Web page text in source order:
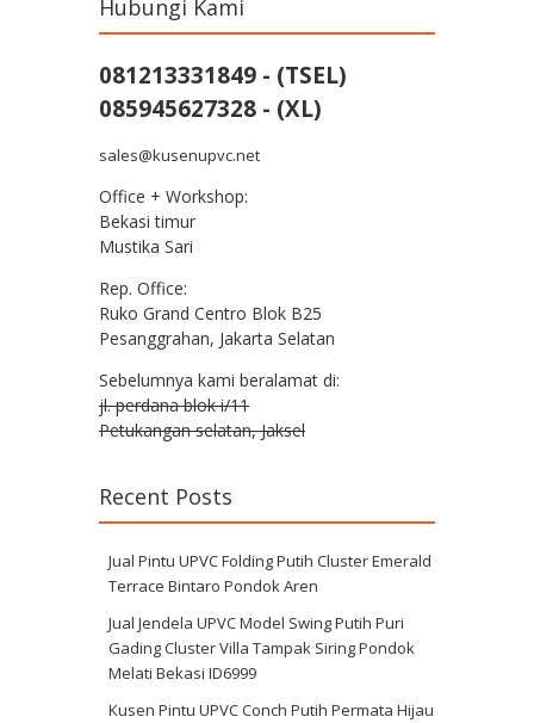
Hubungi Kami
081213331849 - (TSEL)
085945627328 - (XL)
sales@kusenupvc.net
Office + Workshop:
Bekasi timur
Mustika Sari
Rep. Office:
Ruko Grand Centro Blok B25
Pesanggrahan, Jakarta Selatan
Sebelumnya kami beralamat di:
jl. perdana blok i/11
Petukangan selatan, Jaksel
Recent Posts
Jual Pintu UPVC Folding Putih Cluster Emerald
Terrace Bintaro Pondok Aren
Jual Jendela UPVC Model Swing Putih Puri
Gading Cluster Villa Tampak Siring Pondok
Melati Bekasi ID6999
Kusen Pintu UPVC Conch Putih Permata Hijau